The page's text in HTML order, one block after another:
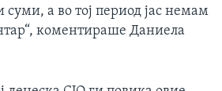
а во тој период јас немам
коментираше Даниела